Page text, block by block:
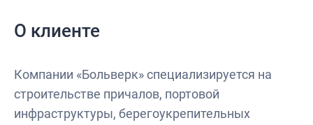
О клиенте
Компании «Больверк» специализируется на
строительстве причалов, портовой
инфраструктуры, берегоукрепительных